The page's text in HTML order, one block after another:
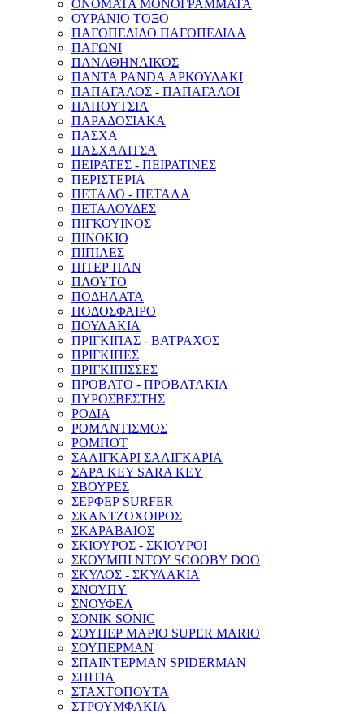
ΟΝΟΜΑΤΑ ΜΟΝΟΓΡΑΜΜΑΤΑ
ΟΥΡΑΝΙΟ ΤΟΞΟ
ΠΑΓΟΠΕΔΙΛΟ ΠΑΓΟΠΕΔΙΛΑ
ΠΑΓΩΝΙ
ΠΑΝΑΘΗΝΑΙΚΟΣ
ΠΑΝΤΑ PANDA ΑΡΚΟΥΔΑΚΙ
ΠΑΠΑΓΑΛΟΣ - ΠΑΠΑΓΑΛΟΙ
ΠΑΠΟΥΤΣΙΑ
ΠΑΡΑΔΟΣΙΑΚΑ
ΠΑΣΧΑ
ΠΑΣΧΑΛΙΤΣΑ
ΠΕΙΡΑΤΕΣ - ΠΕΙΡΑΤΙΝΕΣ
ΠΕΡΙΣΤΕΡΙΑ
ΠΕΤΑΛΟ - ΠΕΤΑΛΑ
ΠΕΤΑΛΟΥΔΕΣ
ΠΙΓΚΟΥΙΝΟΣ
ΠΙΝΟΚΙΟ
ΠΙΠΙΛΕΣ
ΠΙΤΕΡ ΠΑΝ
ΠΛΟΥΤΟ
ΠΟΔΗΛΑΤΑ
ΠΟΔΟΣΦΑΙΡΟ
ΠΟΥΛΑΚΙΑ
ΠΡΙΓΚΙΠΑΣ - ΒΑΤΡΑΧΟΣ
ΠΡΙΓΚΙΠΕΣ
ΠΡΙΓΚΙΠΙΣΣΕΣ
ΠΡΟΒΑΤΟ - ΠΡΟΒΑΤΑΚΙΑ
ΠΥΡΟΣΒΕΣΤΗΣ
ΡΟΔΙΑ
ΡΟΜΑΝΤΙΣΜΟΣ
ΡΟΜΠΟΤ
ΣΑΛΙΓΚΑΡΙ ΣΑΛΙΓΚΑΡΙΑ
ΣΑΡΑ ΚΕΥ SARA KEY
ΣΒΟΥΡΕΣ
ΣΕΡΦΕΡ SURFER
ΣΚΑΝΤΖΟΧΟΙΡΟΣ
ΣΚΑΡΑΒΑΙΟΣ
ΣΚΙΟΥΡΟΣ - ΣΚΙΟΥΡΟΙ
ΣΚΟΥΜΠΙ ΝΤΟΥ SCOOBY DOO
ΣΚΥΛΟΣ - ΣΚΥΛΑΚΙΑ
ΣΝΟΥΠΥ
ΣΝΟΥΦΕΛ
ΣΟΝΙΚ SONIC
ΣΟΥΠΕΡ ΜΑΡΙΟ SUPER MARIO
ΣΟΥΠΕΡΜΑΝ
ΣΠΑΙΝΤΕΡΜΑΝ SPIDERMAN
ΣΠΙΤΙΑ
ΣΤΑΧΤΟΠΟΥΤΑ
ΣΤΡΟΥΜΦΑΚΙΑ